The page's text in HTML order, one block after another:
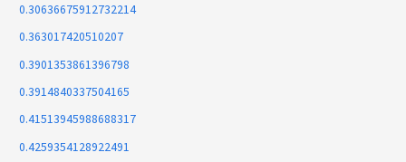
0.30636675912732214
0.363017420510207
0.3901353861396798
0.3914840337504165
0.41513945988688317
0.4259354128922491